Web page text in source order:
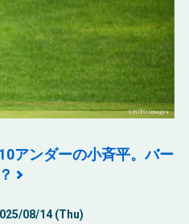
アンダーの小斉平。バー
08/14 (Thu)